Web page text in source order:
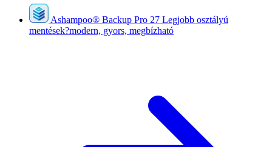
Ashampoo® Backup Pro 27 Legjobb osztályú
mentések?modern, gyors, megbízható